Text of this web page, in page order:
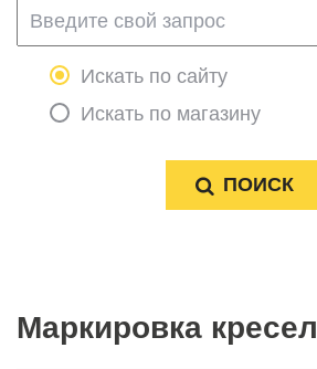
Искать по сайту
Искать по магазину
Маркировка кресел